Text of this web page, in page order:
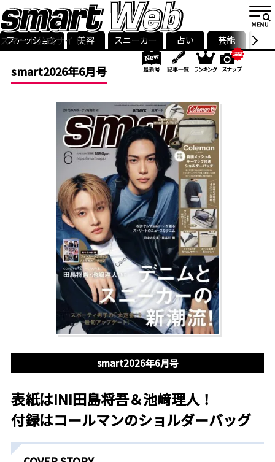
スマート公式サイト
smart最新号
記事一覧ランキング
ストリ
ファッション 美容 スニーカー 占い 芸能 グル
smart2026年6月号
smart2026年6月号
表紙はINI田島将吾＆池﨑理人！
付録はコールマンのショルダーバッグ